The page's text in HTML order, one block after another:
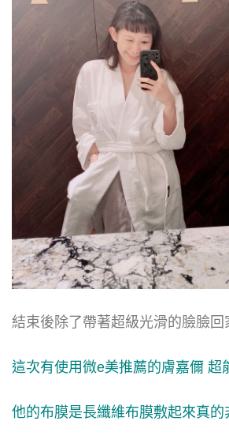
結束後除了帶著超級光滑的臉臉回
這次有使用微e美推薦的膚嘉儞 超
他的布膜是長纖維布膜敷起來真的